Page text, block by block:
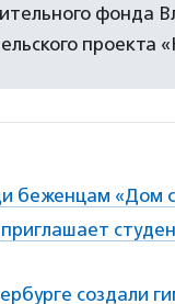
фонда
проекта
беженцам «Дом с
создали